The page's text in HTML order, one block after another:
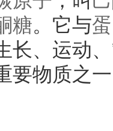
糖。它与
长、运动
要物质之